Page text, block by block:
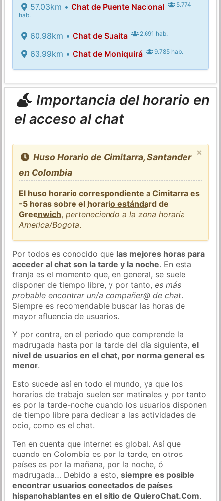
57.03km • Chat de Puente Nacional
5.774
hab.
60.98km • Chat de Suaita 2.691 hab.
63.99km • Chat de Moniquirá 9.785 hab.
Importancia del horario en
el acceso al chat
×
Huso Horario de Cimitarra, Santander
en Colombia
El huso horario correspondiente a Cimitarra es
-5 horas sobre el horario estándard de
Greenwich,perteneciendo a la zona horaria
America/Bogota.
Por todos es conocido que las mejores horas para
acceder al chat son la tarde y la noche. En esta
franja es el momento que, en general, se suele
disponer de tiempo libre, y por tanto,es más
probable encontrar un/a compañer@ de chat.
Siempre es recomendable buscar las horas de
mayor afluencia de usuarios.
Y por contra, en el periodo que comprende la
madrugada hasta por la tarde del día siguiente,el
nivel de usuarios en el chat, por norma general es
menor.
Esto sucede así en todo el mundo, ya que los
horarios de trabajo suelen ser matinales y por tanto
es por la tarde-noche cuando los usuarios disponen
de tiempo libre para dedicar a las actividades de
ocio, como es el chat.
Ten en cuenta que internet es global. Así que
cuando en Colombia es por la tarde, en otros
países es por la mañana, por la noche, ó
madrugada… Debido a esto,siempre es posible
encontrar usuarios conectados de países
hispanohablantes en el sitio de QuieroChat.Com.